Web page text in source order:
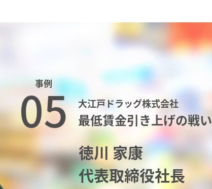
事例
05 大江戸ドラッグ株式会社
最低賃金引き上げの戦い
徳川 家康
代表取締役社長